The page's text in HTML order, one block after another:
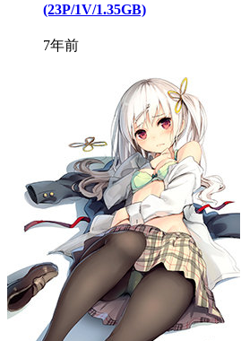
(23P/1V/1.35GB)
7年前